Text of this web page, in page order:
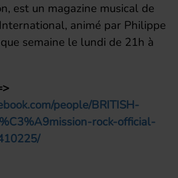
est un magazine musical de
animé par Philippe
semaine le lundi de 21h à
people/BRITISH-
rock-official-